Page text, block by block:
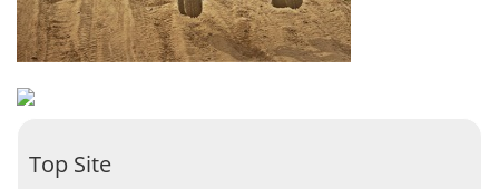
Top Site